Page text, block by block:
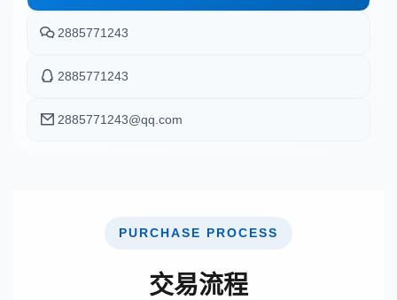
2885771243
2885771243
2885771243@qq.com
PURCHASE PROCESS
交易流程